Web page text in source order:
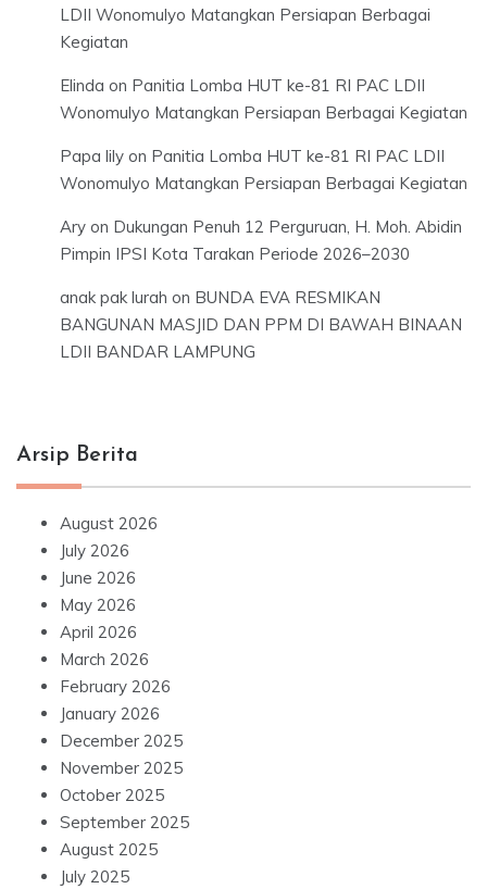
LDII Wonomulyo Matangkan Persiapan Berbagai
Kegiatan
Elinda on Panitia Lomba HUT ke-81 RI PAC LDII
Wonomulyo Matangkan Persiapan Berbagai Kegiatan
Papa lily on Panitia Lomba HUT ke-81 RI PAC LDII
Wonomulyo Matangkan Persiapan Berbagai Kegiatan
Ary on Dukungan Penuh 12 Perguruan, H. Moh. Abidin
Pimpin IPSI Kota Tarakan Periode 2026–2030
anak pak lurah on BUNDA EVA RESMIKAN
BANGUNAN MASJID DAN PPM DI BAWAH BINAAN
LDII BANDAR LAMPUNG
Arsip Berita
August 2026
July 2026
June 2026
May 2026
April 2026
March 2026
February 2026
January 2026
December 2025
November 2025
October 2025
September 2025
August 2025
July 2025